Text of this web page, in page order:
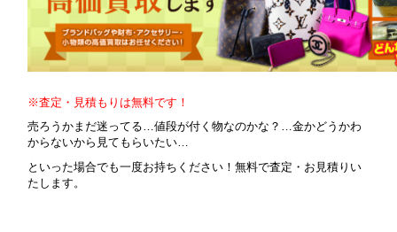
※査定・見積もりは無料です！
売ろうかまだ迷ってる…値段が付く物なのかな？…金かどうかわ
からないから見てもらいたい…
といった場合でも一度お持ちください！無料で査定・お見積りい
たします。